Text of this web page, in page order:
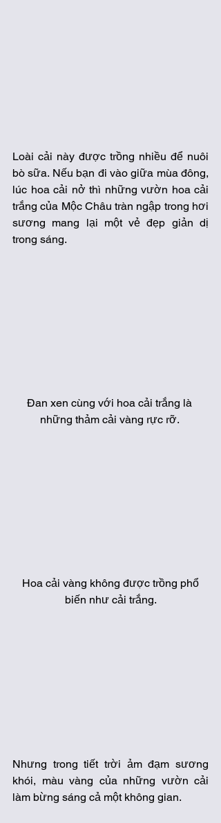
Loài cải này được trồng nhiều để nuôi
bò sữa. Nếu bạn đi vào giữa mùa đông,
lúc hoa cải nở thì những vườn hoa cải
trắng của Mộc Châu tràn ngập trong hơi
sương mang lại một vẻ đẹp giản dị
trong sáng.
Đan xen cùng với hoa cải trắng là
những thảm cải vàng rực rỡ.
biến như cải trắng.
Nhưng trong tiết trời ảm đạm sương
khói, màu vàng của những vườn cải
làm bừng sáng cả một không gian.